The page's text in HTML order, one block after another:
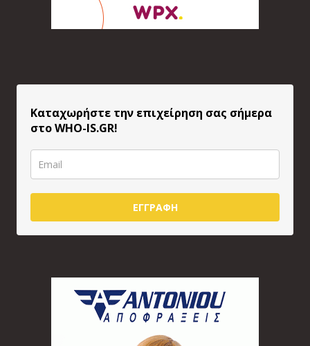
Καταχωρήστε την επιχείρηση σας σήμερα
στο WHO-IS.GR!
ΕΓΓΡΑΦΗ